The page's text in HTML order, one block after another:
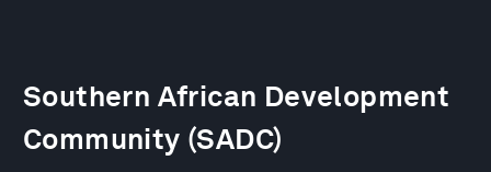
Southern African Development
Community (SADC)